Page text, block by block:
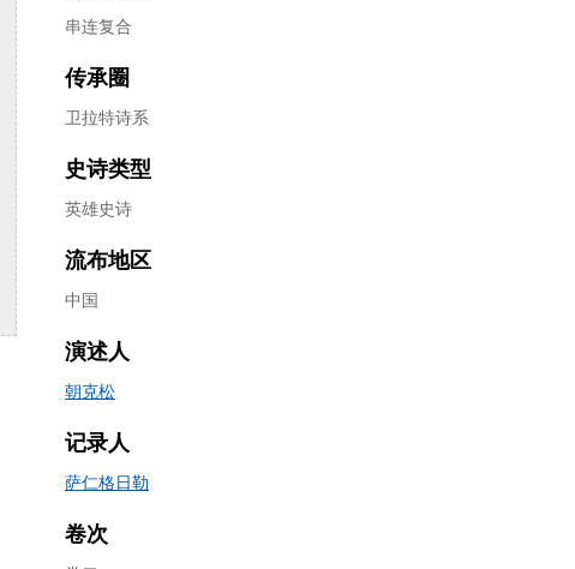
串连复合
传承圈
卫拉特诗系
史诗类型
英雄史诗
流布地区
中国
演述人
朝克松
记录人
萨仁格日勒
卷次